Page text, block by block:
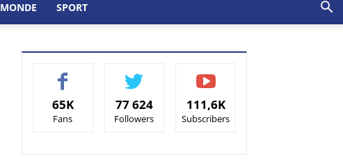
MONDE SPORT
65K
Fans
77 624
Followers
111,6K
Subscribers